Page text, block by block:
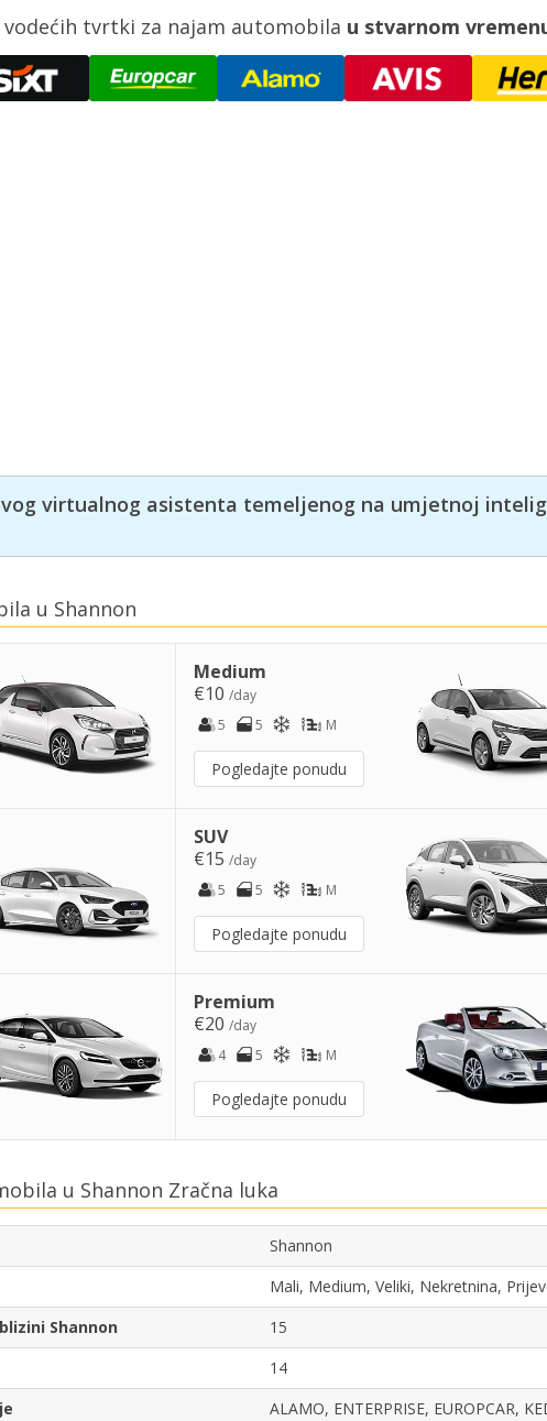
vodećih tvrtki za najam automobila u stvarnom
virtualnog asistenta temeljenog na umjetnoj
u Shannon
Medium
€10/day
5
5 M
Pogledajte ponudu
SUV
€15/day
5
5 M
Pogledajte ponudu
Premium
€20/day
4
5 M
Pogledajte ponudu
u Shannon Zračna luka
Shannon
Mali, Medium, Veliki, Nekretnina,
Shannon
15
14
ALAMO, ENTERPRISE, EUROPCAR,